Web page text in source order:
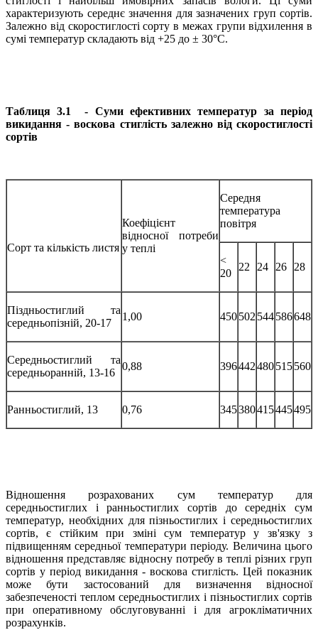
характеризують середнє значення для зазначених груп сортів.
Залежно від скоростиглості сорту в межах групи відхилення в
сумі температур складають від +25 до ± 30°С.
Таблиця 3.1 - Суми ефективних температур за період
викидання - воскова стиглість залежно від скоростиглості
сортів
Сорт та кількість листя
Коефіцієнт
відносної потреби
у теплі
Середня
температура
повітря
<
20
22 24 26 28
Піздньостиглий та
середньопізній, 20-17
1,00 450502 544586648
Середньостиглий та
середньоранній, 13-16
0,88 396442480515560
Ранньостиглий, 13 0,76 345380415445495
Відношення розрахованих сум температур для
середньостиглих і ранньостиглих сортів до середніх сум
температур, необхідних для пізньостиглих і середньостиглих
сортів, є стійким при зміні сум температур у зв'язку з
підвищенням середньої температури періоду. Величина цього
відношення представляє відносну потребу в теплі різних груп
сортів у період викидання - воскова стиглість. Цей показник
може бути застосований для визначення відносної
забезпеченості теплом середньостиглих і пізньостиглих сортів
при оперативному обслуговуванні і для агрокліматичних
розрахунків.